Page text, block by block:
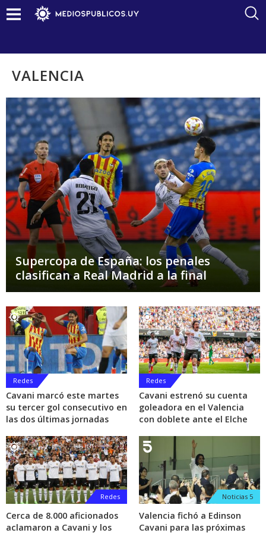
VALENCIA
Supercopa de España: los penales
clasifican a Real Madrid a la final
Redes
Cavani marcó este martes
su tercer gol consecutivo en
las dos últimas jornadas
Redes
Cavani estrenó su cuenta
goleadora en el Valencia
con doblete ante el Elche
Redes
Cerca de 8.000 aficionados
aclamaron a Cavani y los
Noticias 5
Valencia fichó a Edinson
Cavani para las próximas